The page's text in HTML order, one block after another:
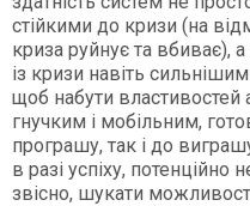
стійкими до кризи (на
криза руйнує та вбиває),
із кризи навіть
щоб набути властивостей
гнучким і мобільним,
програшу, так і до
в разі успіху,
звісно, шукати